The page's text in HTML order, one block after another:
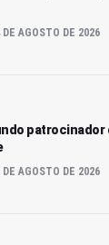
DE AGOSTO DE 2026
patrocinador
DE AGOSTO DE 2026